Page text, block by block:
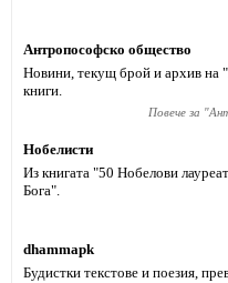
Антропософско общество
Новини, текущ брой и архив на
книги.
Повече за "
Нобелисти
Из книгата "50 Нобелови
Бога".
dhammapk
Будистки текстове и поезия,